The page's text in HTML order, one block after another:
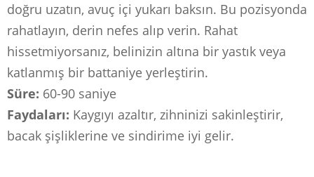
doğru uzatın, avuç içi yukarı baksın. Bu pozisyonda
rahatlayın, derin nefes alıp verin. Rahat
hissetmiyorsanız, belinizin altına bir yastık veya
katlanmış bir battaniye yerleştirin.
Süre: 60-90 saniye
Faydaları: Kaygıyı azaltır, zihninizi sakinleştirir,
bacak şişliklerine ve sindirime iyi gelir.